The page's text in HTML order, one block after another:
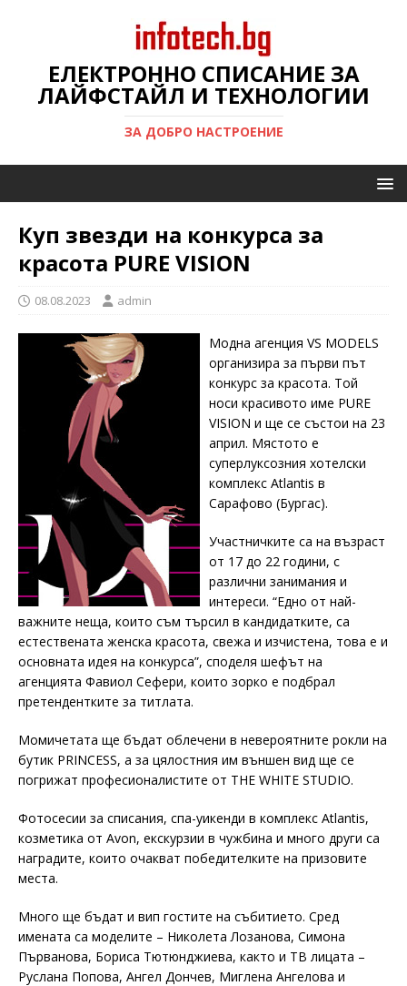
ЕЛЕКТРОННО СПИСАНИЕ ЗА
ЛАЙФСТАЙЛ И ТЕХНОЛОГИИ
ЗА ДОБРО НАСТРОЕНИЕ
Куп звезди на конкурса за
красота PURE VISION
08.08.2023 admin
Модна агенция VS MODELS
организира за първи път
конкурс за красота. Той
носи красивото име PURE
VISION и ще се състои на 23
април. Мястото е
суперлуксозния хотелски
комплекс Atlantis в
Сарафово (Бургас).
Участничките са на възраст
от 17 до 22 години, с
различни занимания и
интереси. “Едно от най-
важните неща, които съм търсил в кандидатките, са
естествената женска красота, свежа и изчистена, това е и
основната идея на конкурса”, споделя шефът на
агенцията Фавиол Сефери, които зорко е подбрал
претендентките за титлата.
Момичетата ще бъдат облечени в невероятните рокли на
бутик PRINCESS, а за цялостния им външен вид ще се
погрижат професионалистите от THE WHITE STUDIO.
Фотосесии за списания, спа-уикенди в комплекс Atlantis,
козметика от Avon, екскурзии в чужбина и много други са
наградите, които очакват победителките на призовите
места.
Много ще бъдат и вип гостите на събитието. Сред
имената са моделите – Николета Лозанова, Симона
Първанова, Бориса Тютюнджиева, както и ТВ лицата –
Руслана Попова, Ангел Дончев, Миглена Ангелова и